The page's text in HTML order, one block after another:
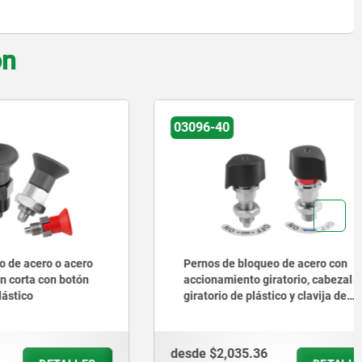
o acero
botón
03096-40
Pernos de bloqueo de acero con
accionamiento giratorio, cabezal
giratorio de plástico y clavija de
$2,035.36